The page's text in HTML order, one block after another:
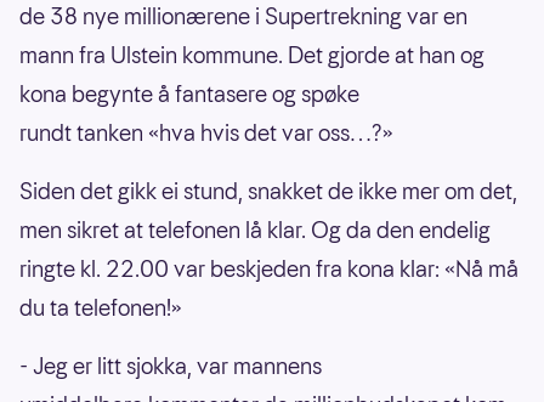
de 38 nye millionærene i Supertrekning var en
mann fra Ulstein kommune. Det gjorde at han og
kona begynte å fantasere og spøke
rundt tanken «hva hvis det var oss…?»
Siden det gikk ei stund, snakket de ikke mer om det,
men sikret at telefonen lå klar. Og da den endelig
ringte kl. 22.00 var beskjeden fra kona klar: «Nå må
du ta telefonen!»
- Jeg er litt sjokka, var mannens